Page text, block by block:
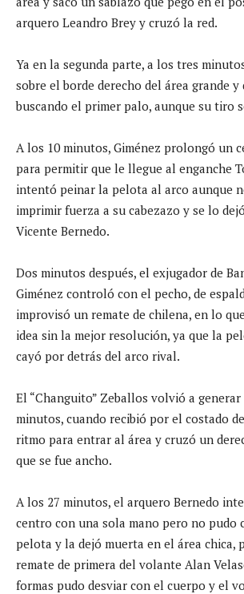
arquero Leandro Brey y cruzó la red.
Ya en la segunda parte, a los tres
sobre el borde derecho del área grande
buscando el primer palo, aunque su tiro
A los 10 minutos, Giménez prolongó un
para permitir que le llegue al enganche
intentó peinar la pelota al arco aunque
imprimir fuerza a su cabezazo y se lo
Vicente Bernedo.
Dos minutos después, el exjugador de
Giménez controló con el pecho, de
improvisó un remate de chilena, en lo
idea sin la mejor resolución, ya que la
cayó por detrás del arco rival.
El “Changuito” Zeballos volvió a
minutos, cuando recibió por el costado
ritmo para entrar al área y cruzó un
que se fue ancho.
A los 27 minutos, el arquero Bernedo
centro con una sola mano pero no pudo
pelota y la dejó muerta en el área chica,
remate de primera del volante Alan
formas pudo desviar con el cuerpo y el